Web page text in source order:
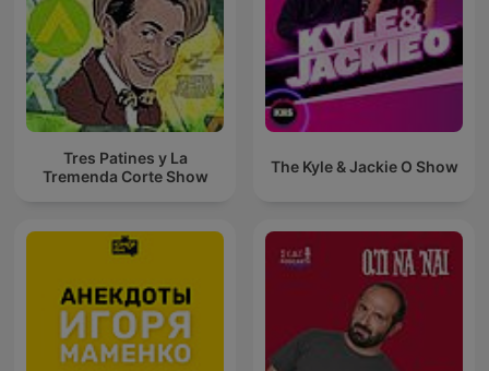
Tres Patines y La
Tremenda Corte Show
The Kyle & Jackie O Show